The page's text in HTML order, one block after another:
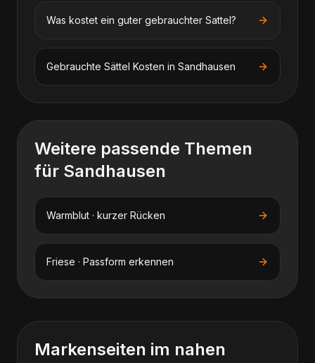
Was kostet ein guter gebrauchter Sattel?
Gebrauchte Sättel Kosten in Sandhausen
Weitere passende Themen
für Sandhausen
Warmblut · kurzer Rücken
Friese · Passform erkennen
Markenseiten im nahen